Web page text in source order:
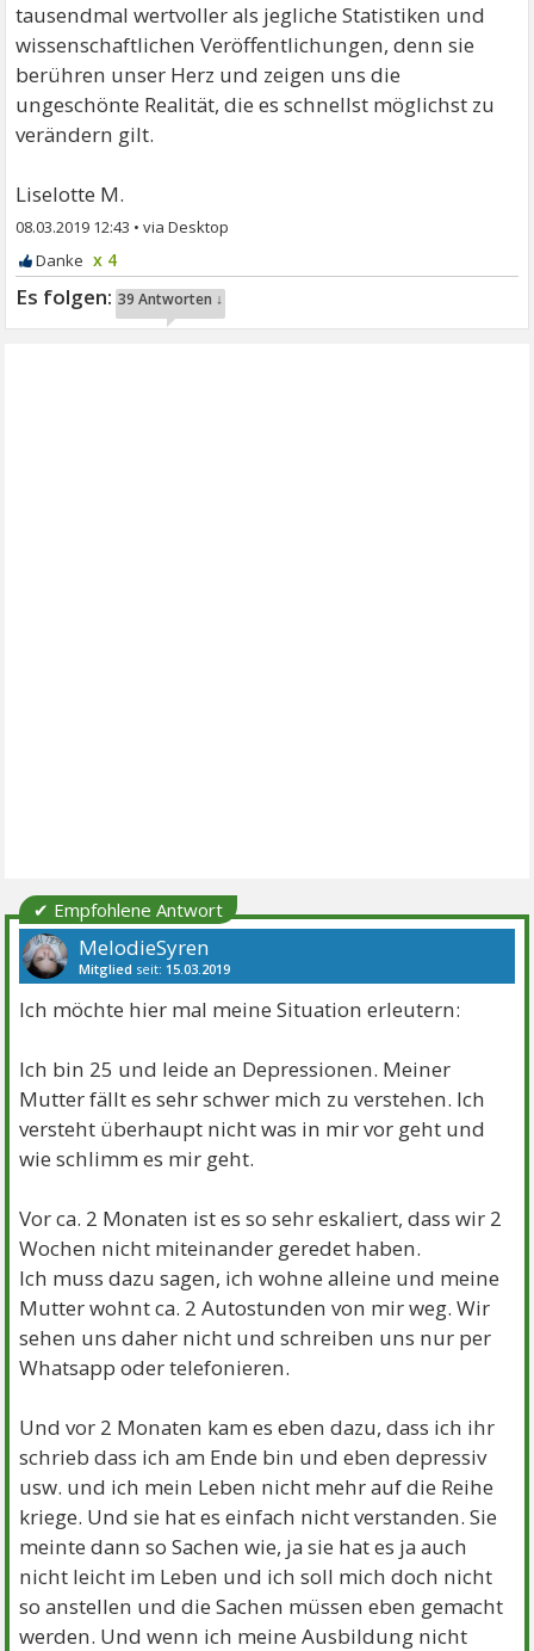
tausendmal wertvoller als jegliche Statistiken und
wissenschaftlichen Veröffentlichungen, denn sie
berühren unser Herz und zeigen uns die
ungeschönte Realität, die es schnellst möglichst zu
verändern gilt.
Liselotte M.
08.03.2019 12:43 •
x 4
39 Antworten ↓
✔ Empfohlene Antwort
MelodieSyren
Mitglied seit: 15.03.2019
Ich möchte hier mal meine Situation erleutern:
Ich bin 25 und leide an Depressionen. Meiner
Mutter fällt es sehr schwer mich zu verstehen. Ich
versteht überhaupt nicht was in mir vor geht und
wie schlimm es mir geht.
Vor ca. 2 Monaten ist es so sehr eskaliert, dass wir 2
Wochen nicht miteinander geredet haben.
Ich muss dazu sagen, ich wohne alleine und meine
Mutter wohnt ca. 2 Autostunden von mir weg. Wir
sehen uns daher nicht und schreiben uns nur per
Whatsapp oder telefonieren.
Und vor 2 Monaten kam es eben dazu, dass ich ihr
schrieb dass ich am Ende bin und eben depressiv
usw. und ich mein Leben nicht mehr auf die Reihe
kriege. Und sie hat es einfach nicht verstanden. Sie
meinte dann so Sachen wie, ja sie hat es ja auch
nicht leicht im Leben und ich soll mich doch nicht
so anstellen und die Sachen müssen eben gemacht
werden. Und wenn ich meine Ausbildung nicht